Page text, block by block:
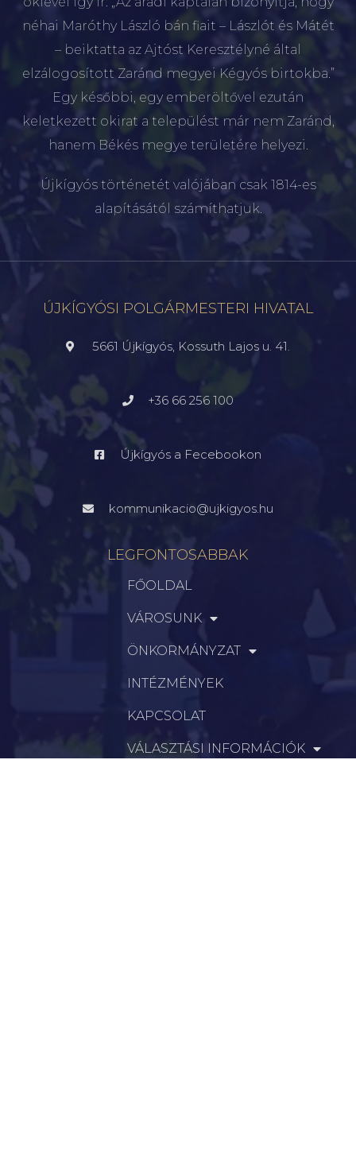
néhai Maróthy László bán fiait – Lászlót és Mátét
– beiktatta az Ajtóst Keresztélyné által
elzálogosított Zaránd megyei Kégyós birtokba.”
Egy későbbi, egy emberöltővel ezután
keletkezett okirat a települést már nem Zaránd,
hanem Békés megye területére helyezi.
Újkígyós történetét valójában csak 1814-es
alapításától számíthatjuk.
ÚJKÍGYÓSI POLGÁRMESTERI HIVATAL
5661 Újkígyós, Kossuth Lajos u. 41.
+36 66 256 100
Újkígyós a Fecebookon
kommunikacio@ujkigyos.hu
LEGFONTOSABBAK
FŐOLDAL
VÁROSUNK
ÖNKORMÁNYZAT
INTÉZMÉNYEK
KAPCSOLAT
VÁLASZTÁSI INFORMÁCIÓK